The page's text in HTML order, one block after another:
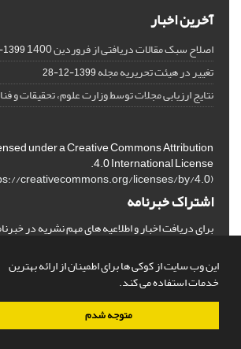
این وب سایت از کوکی ها برای اطمینان از ارائه بهترین
خدمات استفاده می کند.
متوجه شدم
آخرین اخبار
اصلاح سبک مقالات دریافتی از فروردین 1400 1399-12-28
تغییر در هیئت تحریریه مجله1399-12-28
نتایج ارزیابی مجلات توسط وزارت علوم، تحقیقات و
under a Creative Commons Attribution
4.0 International License.
(
creativecommons.org/licenses/by/4.0/
اشتراک خبرنامه
برای دریافت اخبار و اطلاعیه های مهم نشریه در